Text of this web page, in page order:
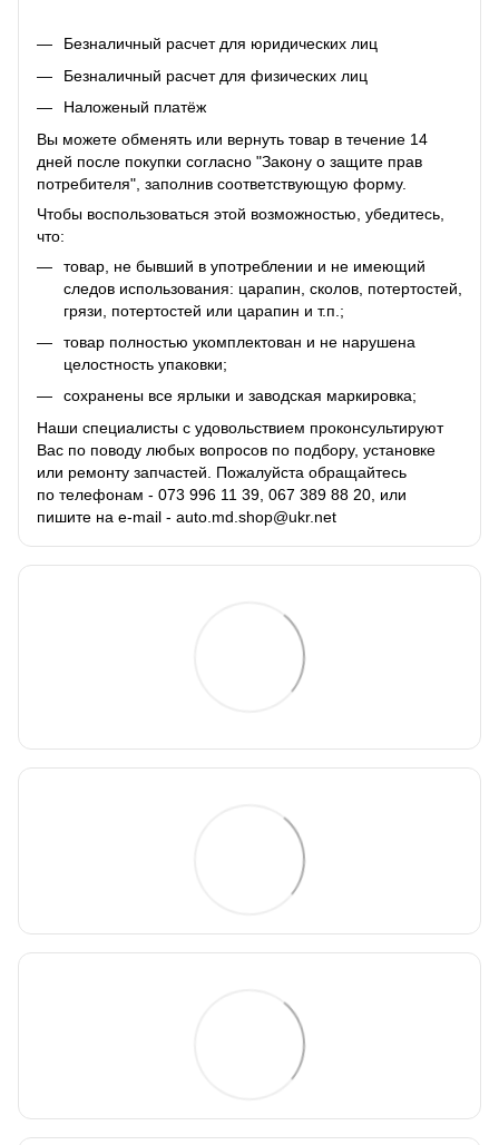
Безналичный расчет для юридических лиц
Безналичный расчет для физических лиц
Наложеный платёж
Вы можете обменять или вернуть товар в течение 14
дней после покупки согласно "Закону о защите прав
потребителя", заполнив соответствующую форму.
Чтобы воспользоваться этой возможностью, убедитесь,
что:
товар, не бывший в употреблении и не имеющий
следов использования: царапин, сколов, потертостей,
грязи, потертостей или царапин и т.п.;
товар полностью укомплектован и не нарушена
целостность упаковки;
сохранены все ярлыки и заводская маркировка;
Наши специалисты с удовольствием проконсультируют
Вас по поводу любых вопросов по подбору, установке
или ремонту запчастей. Пожалуйста обращайтесь
по телефонам - 073 996 11 39, 067 389 88 20, или
пишите на e-mail - auto.md.shop@ukr.net